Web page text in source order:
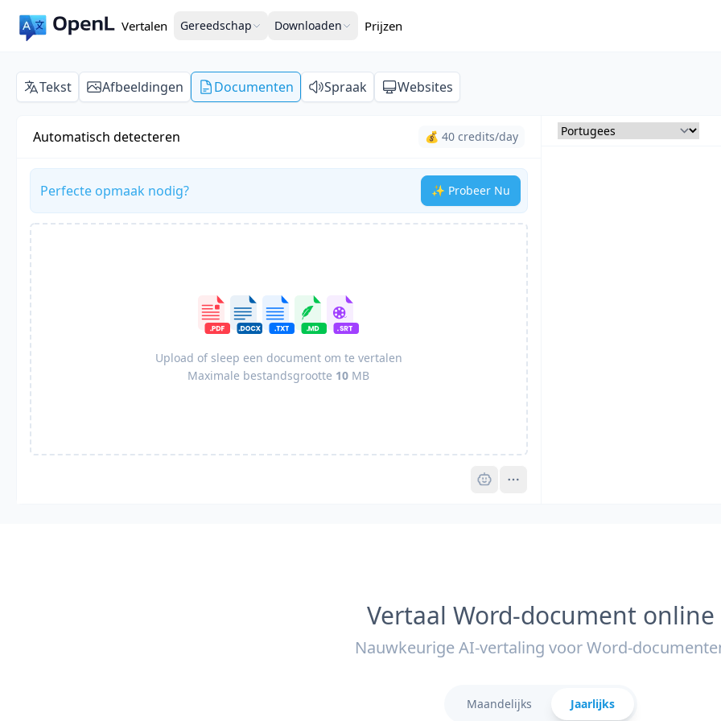
Vertalen Gereedschap Downloaden Prijzen
Tekst Afbeeldingen Documenten Spraak Websites
Automatisch detecteren 💰 40 credits/day
Perfecte opmaak nodig? ✨ Probeer Nu
Upload of sleep een document om te vertalen
Maximale bestandsgrootte 10 MB
Pro
Vertaal Word-document online
Nauwkeurige AI-vertaling voor Word-
Maandelijks Jaarlijks